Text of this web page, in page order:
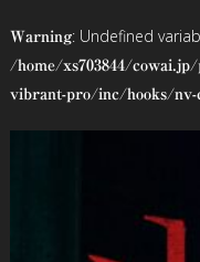
ゲ
ー
Warning: Undefined
/home/xs703844/
vibrant-pro/inc/hooks/nv-